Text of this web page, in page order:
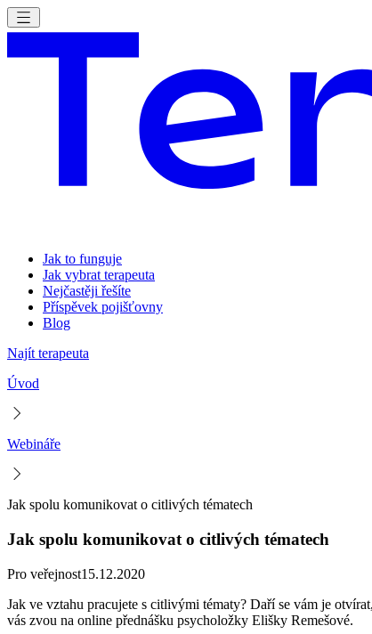
Jak to funguje
Jak vybrat terapeuta
Nejčastěji řešíte
Příspěvek pojišťovny
Blog
Najít terapeuta
Úvod
Webináře
Jak spolu komunikovat o citlivých tématech
Jak spolu komunikovat o citlivých tématech
Pro veřejnost15.12.2020
Jak ve vztahu pracujete s citlivými tématy? Daří se vám je
vás zvou na online přednášku psycholožky Elišky Remešové.